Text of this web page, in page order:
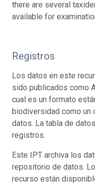
there are several
available for
Registros
Los datos en este
sido publicados como
cual es un formato
biodiversidad como un
datos. La tabla de
registros.
Este IPT archiva los
repositorio de datos.
recurso están